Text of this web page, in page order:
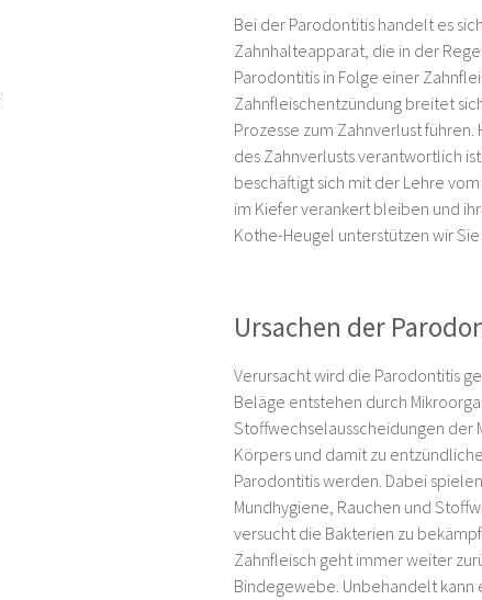
Bei der Parodontitis handelt es
Zahnhalteapparat, die in der
Parodontitis in Folge einer
Zahnfleischentzündung breitet
Prozesse zum Zahnverlust
des Zahnverlusts verantwortlich
beschäftigt sich mit der Lehre
im Kiefer verankert bleiben und
Kothe-Heugel unterstützen wir
Ursachen der
Verursacht wird die Parodontitis
Beläge entstehen durch
Stoffwechselausscheidungen der
Körpers und damit zu
Parodontitis werden. Dabei
Mundhygiene, Rauchen und
versucht die Bakterien zu
Zahnfleisch geht immer weiter
Bindegewebe. Unbehandelt